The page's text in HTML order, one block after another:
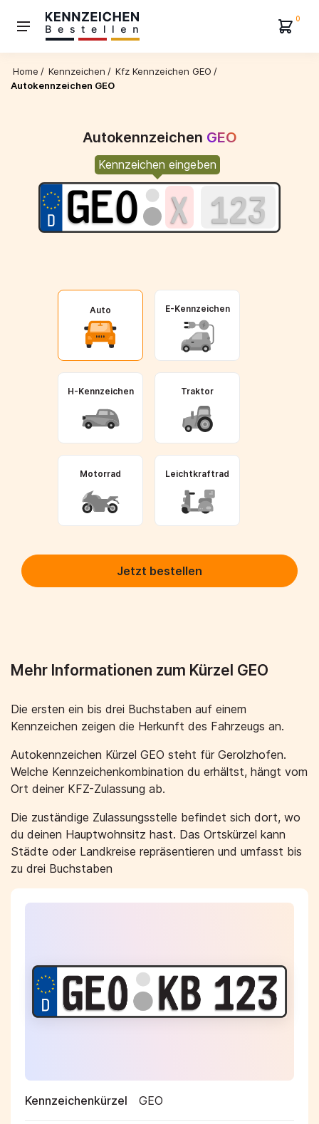
0
Home / Kennzeichen / Kfz Kennzeichen GEO /
Autokennzeichen GEO
Autokennzeichen GEO
Kennzeichen eingeben
Auto E-Kennzeichen
H-Kennzeichen Traktor
Motorrad Leichtkraftrad
Jetzt bestellen
Mehr Informationen zum Kürzel GEO
Die ersten ein bis drei Buchstaben auf einem
Kennzeichen zeigen die Herkunft des Fahrzeugs an.
Autokennzeichen Kürzel GEO steht für Gerolzhofen.
Welche Kennzeichenkombination du erhältst, hängt vom
Ort deiner KFZ-Zulassung ab.
Die zuständige Zulassungsstelle befindet sich dort, wo
du deinen Hauptwohnsitz hast. Das Ortskürzel kann
Städte oder Landkreise repräsentieren und umfasst bis
zu drei Buchstaben
Kennzeichenkürzel GEO